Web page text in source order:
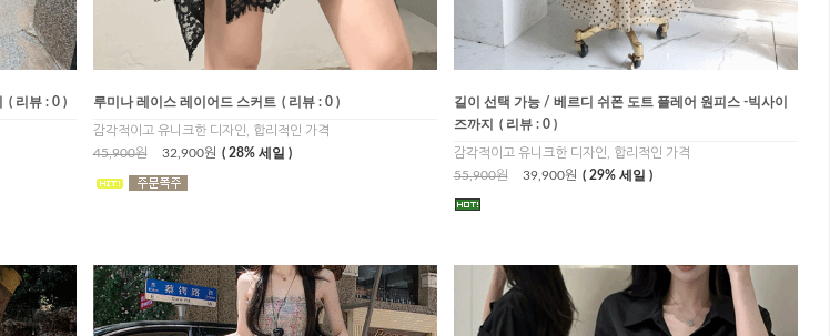
( 리뷰 : 0 ) 루미나 레이스 레이어드 스커트 ( 리뷰 : 0 )
감각적이고 유니크한 디자인, 합리적인 가격
45,900원
32,900원 ( 28% 세일 )
길이 선택 가능 / 베르디 쉬폰 도트 플레어 원피스 -빅사이
즈까지
( 리뷰 : 0 )
감각적이고 유니크한 디자인, 합리적인 가격
55,900원
39,900원 ( 29% 세일 )